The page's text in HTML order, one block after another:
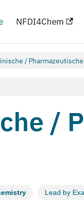
NFDI4Chem
/
/
Lead by